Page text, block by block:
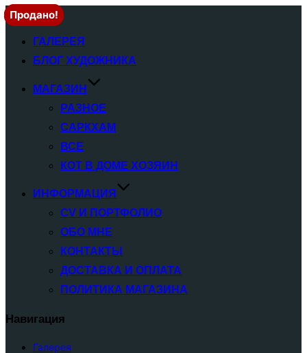
Переключатель
ГАЛЕРЕЯ
БЛОГ ХУДОЖНИКА
МАГАЗИН
РАЗНОЕ
САРКХАМ
ВСЕ
КОТ В ДОМЕ ХОЗЯИН
ИНФОРМАЦИЯ
CV И ПОРТФОЛИО
ОБО МНЕ
КОНТАКТЫ
ДОСТАВКА И ОПЛАТА
ПОЛИТИКА МАГАЗИНА
Навигация
Галерея
Продано!
Продано!